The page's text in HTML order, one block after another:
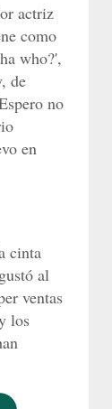
actriz
como
who?',
de
no
en
cinta
al
ventas
los